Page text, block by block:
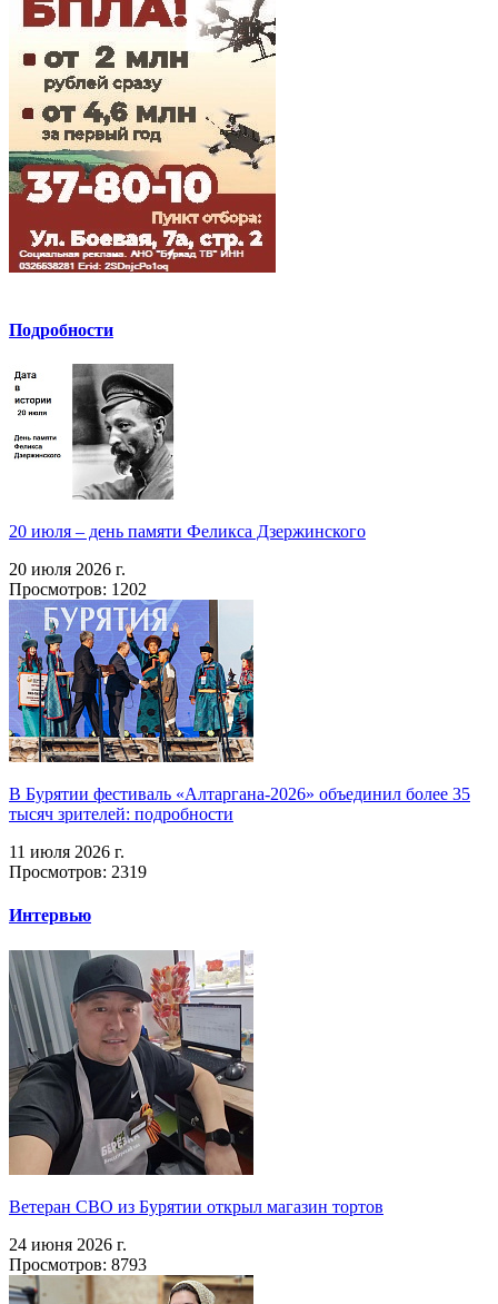
Подробности
20 июля – день памяти Феликса Дзержинского
20 июля 2026 г.
Просмотров: 1202
В Бурятии фестиваль «Алтаргана-2026» объединил более 35
тысяч зрителей: подробности
11 июля 2026 г.
Просмотров: 2319
Интервью
Ветеран СВО из Бурятии открыл магазин тортов
24 июня 2026 г.
Просмотров: 8793